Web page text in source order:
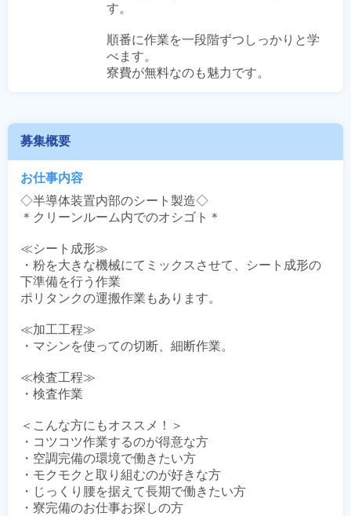
す。
順番に作業を一段階ずつしっかりと学
べます。
寮費が無料なのも魅力です。
募集概要
お仕事内容
◇半導体装置内部のシート製造◇
＊クリーンルーム内でのオシゴト＊
≪シート成形≫
・粉を大きな機械にてミックスさせて、シート成形の
下準備を行う作業
ポリタンクの運搬作業もあります。
≪加工工程≫
・マシンを使っての切断、細断作業。
≪検査工程≫
・検査作業
＜こんな方にもオススメ！＞
・コツコツ作業するのが得意な方
・空調完備の環境で働きたい方
・モクモクと取り組むのが好きな方
・じっくり腰を据えて長期で働きたい方
・寮完備のお仕事お探しの方